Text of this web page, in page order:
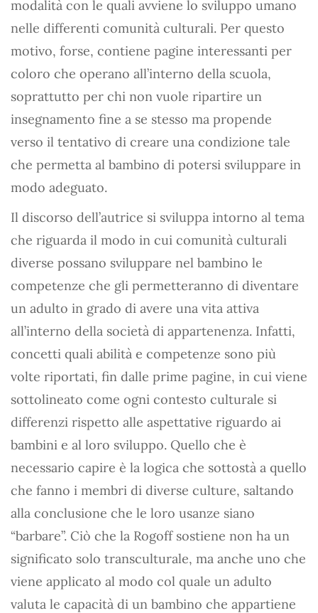
modalità con le quali avviene lo sviluppo umano
nelle differenti comunità culturali. Per questo
motivo, forse, contiene pagine interessanti per
coloro che operano all’interno della scuola,
soprattutto per chi non vuole ripartire un
insegnamento fine a se stesso ma propende
verso il tentativo di creare una condizione tale
che permetta al bambino di potersi sviluppare in
modo adeguato.
Il discorso dell’autrice si sviluppa intorno al tema
che riguarda il modo in cui comunità culturali
diverse possano sviluppare nel bambino le
competenze che gli permetteranno di diventare
un adulto in grado di avere una vita attiva
all’interno della società di appartenenza. Infatti,
concetti quali abilità e competenze sono più
volte riportati, fin dalle prime pagine, in cui viene
sottolineato come ogni contesto culturale si
differenzi rispetto alle aspettative riguardo ai
bambini e al loro sviluppo. Quello che è
necessario capire è la logica che sottostà a quello
che fanno i membri di diverse culture, saltando
alla conclusione che le loro usanze siano
“barbare”. Ciò che la Rogoff sostiene non ha un
significato solo transculturale, ma anche uno che
viene applicato al modo col quale un adulto
valuta le capacità di un bambino che appartiene